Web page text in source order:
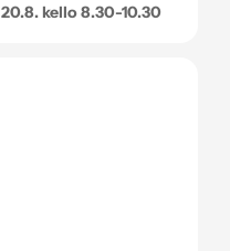
kello 8.30-10.30